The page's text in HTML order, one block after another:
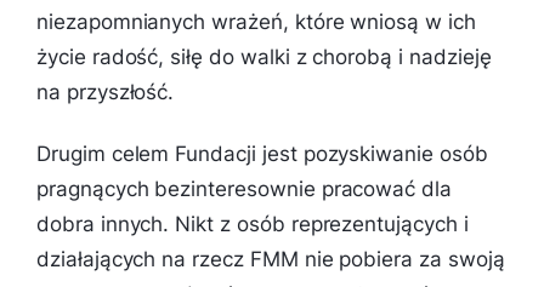
niezapomnianych wrażeń, które wniosą w ich
życie radość, siłę do walki z chorobą i nadzieję
na przyszłość.
Drugim celem Fundacji jest pozyskiwanie osób
pragnących bezinteresownie pracować dla
dobra innych. Nikt z osób reprezentujących i
działających na rzecz FMM nie pobiera za swoją